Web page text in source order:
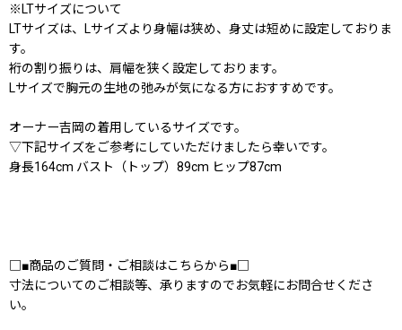
※LTサイズについて
LTサイズは、Lサイズより身幅は狭め、身丈は短めに設定しておりま
す。
裄の割り振りは、肩幅を狭く設定しております。
Lサイズで胸元の生地の弛みが気になる方におすすめです。
オーナー吉岡の着用しているサイズです。
▽下記サイズをご参考にしていただけましたら幸いです。
身長164cm バスト（トップ）89cm ヒップ87cm
□■商品のご質問・ご相談はこちらから■□
寸法についてのご相談等、承りますのでお気軽にお問合せくださ
い。